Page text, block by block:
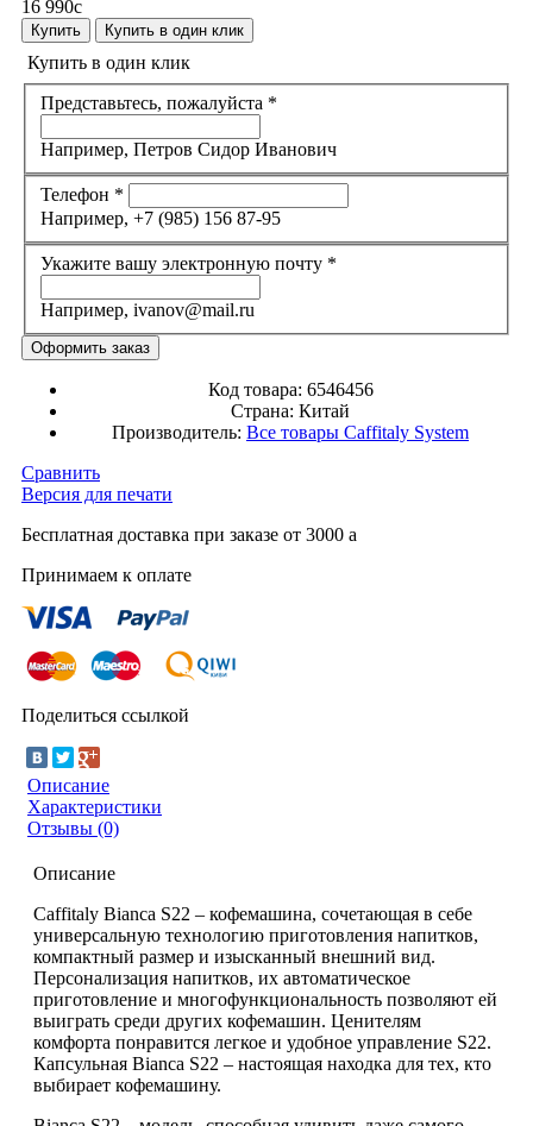
16 990c
Купить Купить в один клик
Купить в один клик
Представьтесь, пожалуйста *
Например, Петров Сидор Иванович
Телефон *
Например, +7 (985) 156 87-95
Укажите вашу электронную почту *
Например, ivanov@mail.ru
Код товара: 6546456
Страна: Китай
Производитель: Все товары Caffitaly System
Сравнить
Версия для печати
Бесплатная доставка при заказе от 3000 a
Принимаем к оплате
Поделиться ссылкой
Описание
Характеристики
Отзывы (0)
Описание
Caffitaly Bianca S22 – кофемашина, сочетающая в себе
универсальную технологию приготовления напитков,
компактный размер и изысканный внешний вид.
Персонализация напитков, их автоматическое
приготовление и многофункциональность позволяют ей
выиграть среди других кофемашин. Ценителям
комфорта понравится легкое и удобное управление S22.
Капсульная Bianca S22 – настоящая находка для тех, кто
выбирает кофемашину.